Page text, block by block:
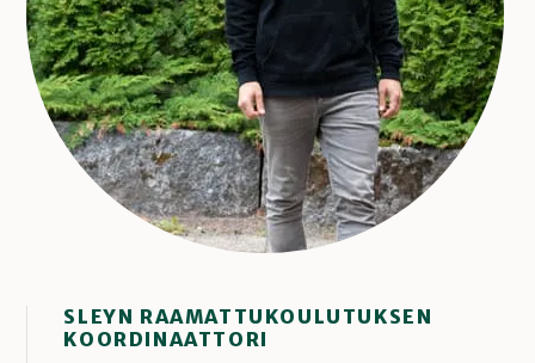
SLEYN RAAMATTUKOULUTUKSEN
KOORDINAATTORI